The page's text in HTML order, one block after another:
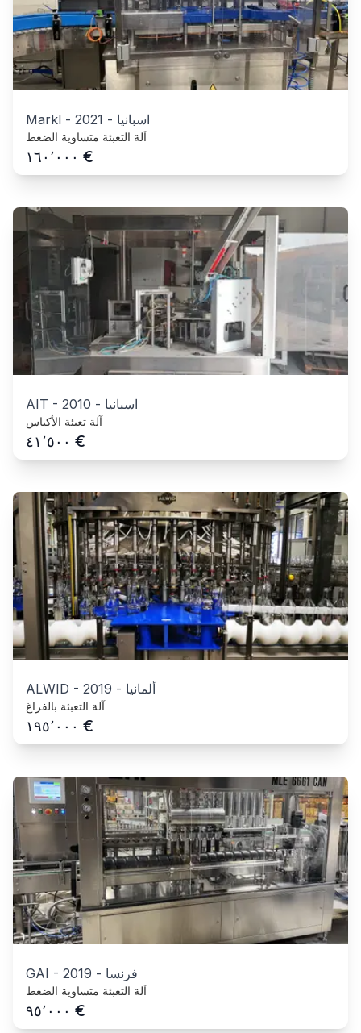
Markl - 2021 - اسبانيا
آلة التعبئة متساوية الضغط
١٦٠٬٠٠٠ €
AIT - 2010 - اسبانيا
آلة تعبئة الأكياس
٤١٬٥٠٠ €
ALWID - 2019 - ألمانيا
آلة التعبئة بالفراغ
١٩٥٬٠٠٠ €
GAI - 2019 - فرنسا
آلة التعبئة متساوية الضغط
٩٥٬٠٠٠ €